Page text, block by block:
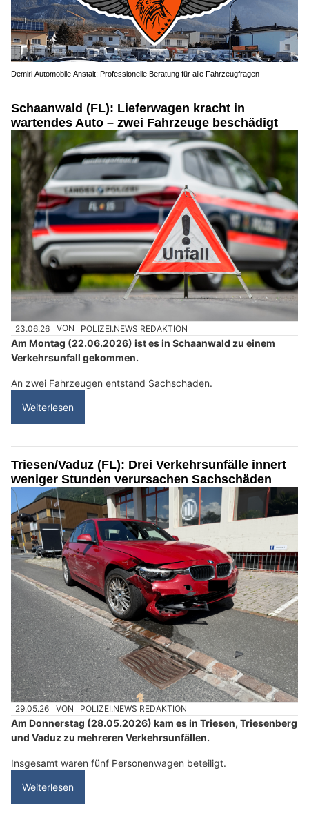
Demiri Automobile Anstalt: Professionelle Beratung für alle Fahrzeugfragen
Schaanwald (FL): Lieferwagen kracht in
wartendes Auto – zwei Fahrzeuge beschädigt
23.06.26 VON POLIZEI.NEWS REDAKTION
Am Montag (22.06.2026) ist es in Schaanwald zu einem
Verkehrsunfall gekommen.
An zwei Fahrzeugen entstand Sachschaden.
Weiterlesen
Triesen/Vaduz (FL): Drei Verkehrsunfälle innert
weniger Stunden verursachen Sachschäden
29.05.26 VON POLIZEI.NEWS REDAKTION
Am Donnerstag (28.05.2026) kam es in Triesen, Triesenberg
und Vaduz zu mehreren Verkehrsunfällen.
Insgesamt waren fünf Personenwagen beteiligt.
Weiterlesen